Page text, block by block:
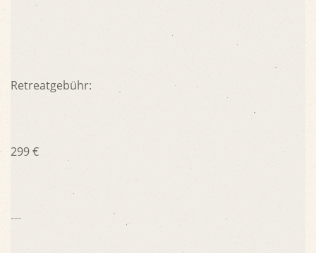
Retreatgebühr:
299 €
---